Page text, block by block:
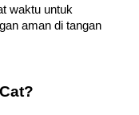
waktu untuk
aman di tangan